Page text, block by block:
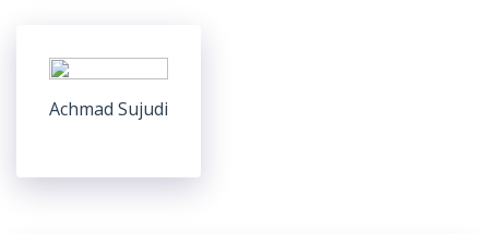
Achmad Sujudi